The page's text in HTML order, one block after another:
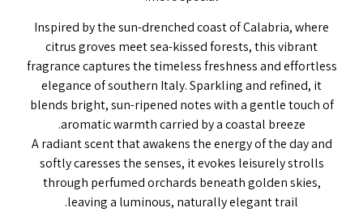
Inspired by the sun-drenched coast of Calabria, where
citrus groves meet sea-kissed forests, this vibrant
fragrance captures the timeless freshness and effortless
elegance of southern Italy. Sparkling and refined, it
blends bright, sun-ripened notes with a gentle touch of
aromatic warmth carried by a coastal breeze.
A radiant scent that awakens the energy of the day and
softly caresses the senses, it evokes leisurely strolls
through perfumed orchards beneath golden skies,
leaving a luminous, naturally elegant trail.